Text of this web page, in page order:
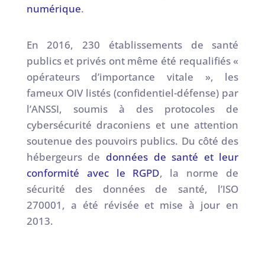
numérique.
En 2016, 230 établissements de santé
publics et privés ont même été requalifiés «
opérateurs d’importance vitale », les
fameux OIV listés (confidentiel-défense) par
l’ANSSI, soumis à des protocoles de
cybersécurité draconiens et une attention
soutenue des pouvoirs publics. Du côté des
hébergeurs de données de santé et leur
conformité avec le RGPD, la norme de
sécurité des données de santé, l’ISO
270001, a été révisée et mise à jour en
2013.